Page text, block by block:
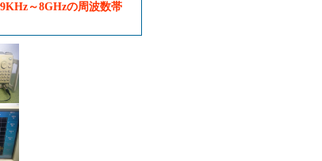
～8GHzの周波数帯